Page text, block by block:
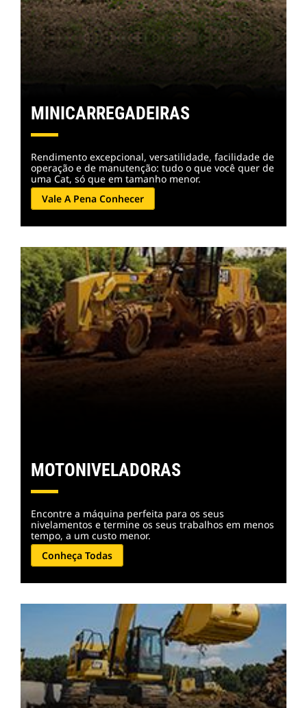
MINICARREGADEIRAS
Rendimento excepcional, versatilidade, facilidade de
operação e de manutenção: tudo o que você quer de
uma Cat, só que em tamanho menor.
Vale A Pena Conhecer
MOTONIVELADORAS
Encontre a máquina perfeita para os seus
nivelamentos e termine os seus trabalhos em menos
tempo, a um custo menor.
Conheça Todas